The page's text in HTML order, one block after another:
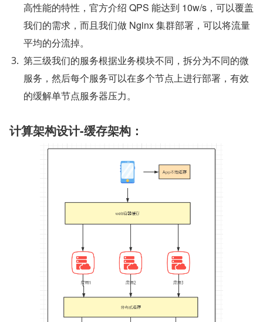
高性能的特性，官方介绍 QPS 能达到 10w/s，可以覆盖
我们的需求，而且我们做 Nginx 集群部署，可以将流量
平均的分流掉。
第三级我们的服务根据业务模块不同，拆分为不同的微
服务，然后每个服务可以在多个节点上进行部署，有效
的缓解单节点服务器压力。
计算架构设计-缓存架构：